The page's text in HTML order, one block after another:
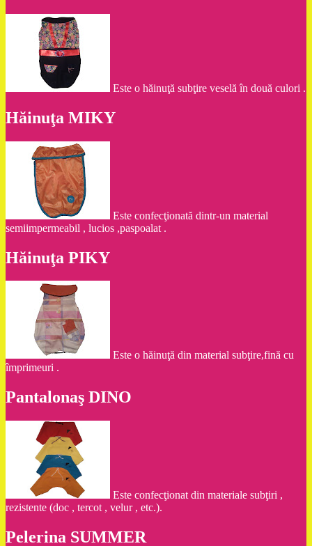
Este o hăinuţă subţire veselă în două culori .
Hăinuţa MIKY
Este confecţionată dintr-un material
semiimpermeabil , lucios ,paspoalat .
Hăinuţa PIKY
Este o hăinuţă din material subţire,fină cu
împrimeuri .
Pantalonaş DINO
Este confecţionat din materiale subţiri ,
rezistente (doc , tercot , velur , etc.).
Pelerina SUMMER